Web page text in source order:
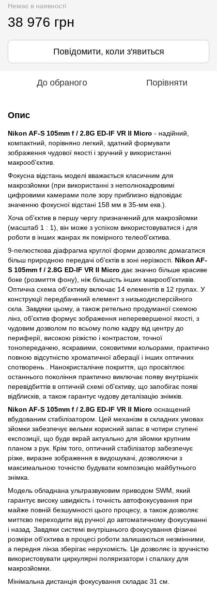
Немає в наявності
38 976 грн
Повідомити, коли з'явиться
До обраного Порівняти
Опис
Nikon AF-S 105mm f / 2.8G ED-IF VR II Micro - надійний,
компактний, порівняно легкий, здатний формувати
зображення чудової якості і зручний у використанні
макрооб'єктив.
Фокусна відстань моделі вважається класичним для
макрозйомки (при використанні з неполнокадровимі
цифровими камерами поле зору приблизно відповідає
значенню фокусної відстані 158 мм в 35-мм екв.).
Хоча об'єктив в першу чергу призначений для макрозйомки
(масштаб 1 : 1), він може з успіхом використовуватися і для
роботи в інших жанрах як помірного телеоб'єктива.
9-пелюсткова діафрагма круглої форми дозволяє домагатися
більш природною передачі об'єктів в зоні нерізкості. Nikon AF-
S 105mm f / 2.8G ED-IF VR II Micro дає значно більше красиве
боке (розмиття фону), ніж більшість інших макрооб'єктивів.
Оптична схема об'єктиву включає 14 елементів в 12 групах. У
конструкції передбачений елемент з низькодисперсійного
скла. Завдяки цьому, а також ретельно продуманої схемою
лінз, об'єктив формує зображення неперевершеної якості, з
чудовим дозволом по всьому полю кадру від центру до
периферії, високою різкістю і контрастом, точної
тонопередачею, яскравими, соковитими кольорами, практично
повною відсутністю хроматичної аберації і інших оптичних
спотворень . Нанокристалічне покриття, що просвітлює
останнього покоління практично виключає появу внутрішніх
перевідбиттів в оптичній схемі об'єктиву, що запобігає появі
відблисків, а також гарантує чудову деталізацію знімків.
Nikon AF-S 105mm f / 2.8G ED-IF VR II Micro оснащений
вбудованим стабілізатором. Цей механізм в складних умовах
зйомки забезпечує вельми корисний запас в чотири ступені
експозиції, що буде вкрай актуально для зйомки крупним
планом з рук. Крім того, оптичний стабілізатор забезпечує
різке, виразне зображення в видошукачі, дозволяючи з
максимальною точністю будувати композицію майбутнього
знімка.
Модель обладнана ультразвуковим приводом SWM, який
гарантує високу швидкість і точність автофокусування при
майже повній безшумності цього процесу, а також дозволяє
миттєво переходити від ручної до автоматичному фокусуванні
і назад. Завдяки системі внутрішнього фокусування фізичні
розміри об'єктива в процесі роботи залишаються незмінними,
а передня лінза зберігає нерухомість. Це дозволяє із зручністю
використовувати циркулярні поляризатори і спалаху для
макрозйомки.
Мінімальна дистанція фокусування складає 31 см.